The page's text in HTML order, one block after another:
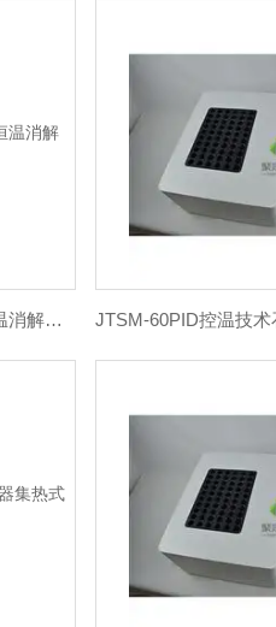
JTC0D-6W微晶面板加热COD恒温消解仪操作更安全